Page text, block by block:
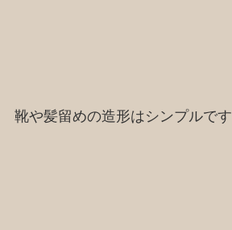
靴や髪留めの造形はシンプルです